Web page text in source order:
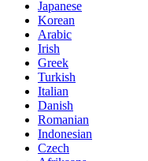
Japanese
Korean
Arabic
Irish
Greek
Turkish
Italian
Danish
Romanian
Indonesian
Czech